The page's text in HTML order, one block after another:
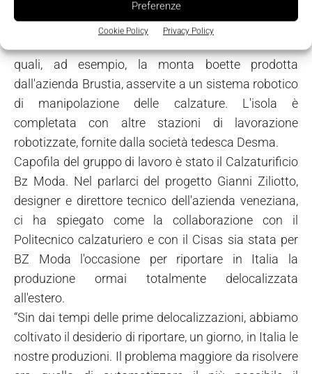
Preferenze
Cookie Policy Privacy Policy
produzione, facendo particolare attenzione alla
salute e alla sicurezza degli operatori. Essa è basata
quali, ad esempio, la monta boette prodotta
dall'azienda Brustia, asservite a un sistema robotico
di manipolazione delle calzature. L'isola è
completata con altre stazioni di lavorazione
robotizzate, fornite dalla società tedesca Desma.
Capofila del gruppo di lavoro è stato il Calzaturificio
Bz Moda. Nel parlarci del progetto Gianni Ziliotto,
designer e direttore tecnico dell'azienda veneziana,
ci ha spiegato come la collaborazione con il
Politecnico calzaturiero e con il Cisas sia stata per
BZ Moda l'occasione per riportare in Italia la
produzione ormai totalmente delocalizzata
all'estero.
“Sin dai tempi delle prime delocalizzazioni, abbiamo
coltivato il desiderio di riportare, un giorno, in Italia le
nostre produzioni. Il problema maggiore da risolvere